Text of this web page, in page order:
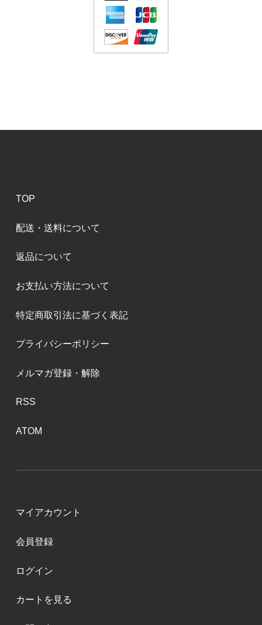
TOP
配送・送料について
返品について
お支払い方法について
特定商取引法に基づく表記
プライバシーポリシー
メルマガ登録・解除
RSS
ATOM
マイアカウント
会員登録
ログイン
カートを見る